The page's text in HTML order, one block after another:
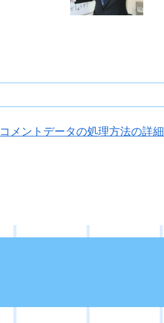
コメントデータの処理方法の詳細